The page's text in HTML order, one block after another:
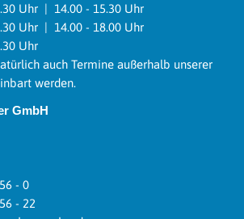
Uhr | 14.00 - 15.30 Uhr
Uhr | 14.00 - 18.00 Uhr
Uhr
auch Termine außerhalb unserer
werden.
GmbH
- 0
- 22